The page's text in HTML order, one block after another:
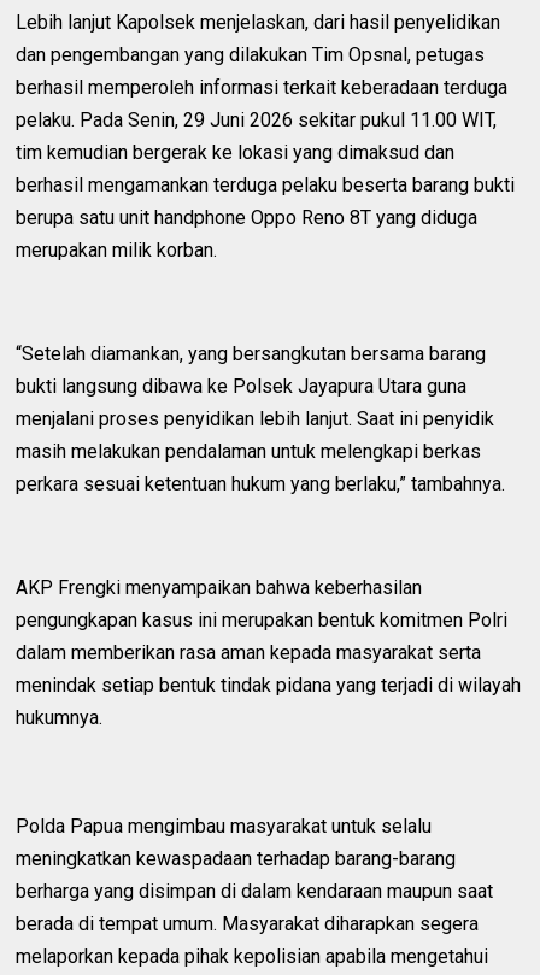
Lebih lanjut Kapolsek menjelaskan, dari hasil penyelidikan
dan pengembangan yang dilakukan Tim Opsnal, petugas
berhasil memperoleh informasi terkait keberadaan terduga
pelaku. Pada Senin, 29 Juni 2026 sekitar pukul 11.00 WIT,
tim kemudian bergerak ke lokasi yang dimaksud dan
berhasil mengamankan terduga pelaku beserta barang bukti
berupa satu unit handphone Oppo Reno 8T yang diduga
merupakan milik korban.
“Setelah diamankan, yang bersangkutan bersama barang
bukti langsung dibawa ke Polsek Jayapura Utara guna
menjalani proses penyidikan lebih lanjut. Saat ini penyidik
masih melakukan pendalaman untuk melengkapi berkas
perkara sesuai ketentuan hukum yang berlaku,” tambahnya.
AKP Frengki menyampaikan bahwa keberhasilan
pengungkapan kasus ini merupakan bentuk komitmen Polri
dalam memberikan rasa aman kepada masyarakat serta
menindak setiap bentuk tindak pidana yang terjadi di wilayah
hukumnya.
Polda Papua mengimbau masyarakat untuk selalu
meningkatkan kewaspadaan terhadap barang-barang
berharga yang disimpan di dalam kendaraan maupun saat
berada di tempat umum. Masyarakat diharapkan segera
melaporkan kepada pihak kepolisian apabila mengetahui